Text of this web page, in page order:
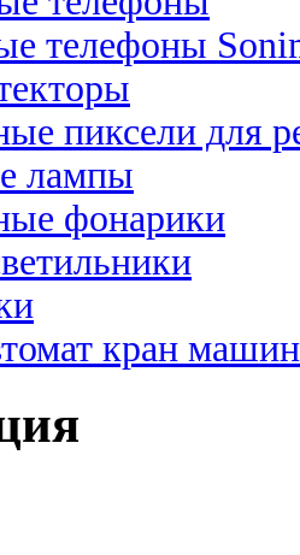
телефоны
пиксели для
лампы
фонарики
кран